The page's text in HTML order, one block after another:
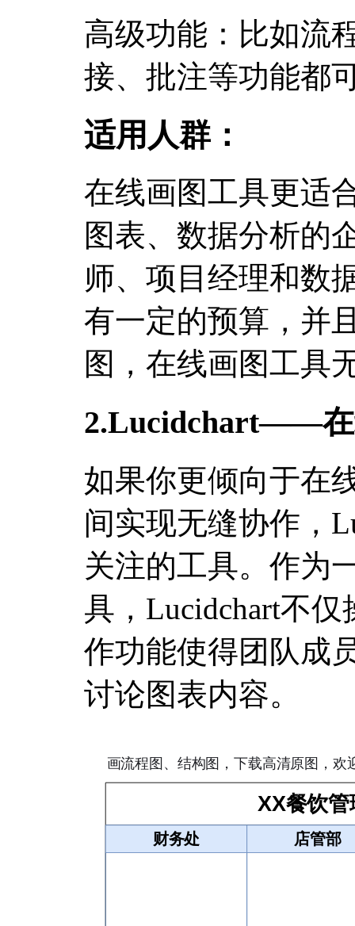
高级功能：比如流
接、批注等功能都
适用人群：
在线画图工具更适
图表、数据分析的
师、项目经理和数
有一定的预算，并
图，在线画图工具
2.Lucidchart——在
如果你更倾向于在
间实现无缝协作，
关注的工具。作为
具，Lucidchart不
作功能使得团队成
讨论图表内容。